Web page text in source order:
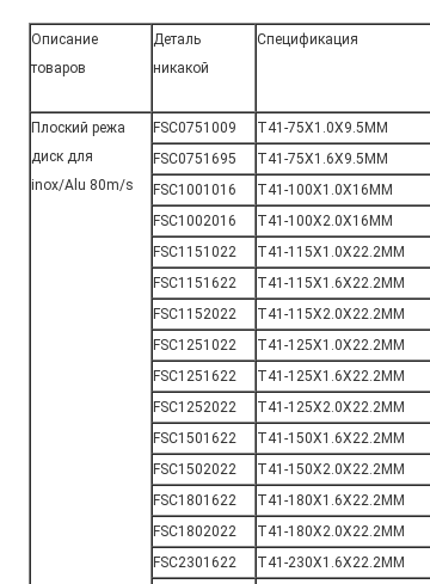
Описание
товаров
Деталь
никакой
Спецификация
Плоский режа
диск для
inox/Alu 80m/s
FSC0751009 T41-75X1.0X9.5MM
FSC0751695
T41-75X1.6X9.5MM
FSC1001016
T41-100X1.0X16MM
FSC1002016
T41-100X2.0X16MM
FSC1151022
T41-115X1.0X22.2MM
FSC1151622
T41-115X1.6X22.2MM
FSC1152022
T41-115X2.0X22.2MM
FSC1251022
T41-125X1.0X22.2MM
FSC1251622
T41-125X1.6X22.2MM
FSC1252022
T41-125X2.0X22.2MM
FSC1501622
T41-150X1.6X22.2MM
FSC1502022
T41-150X2.0X22.2MM
FSC1801622
T41-180X1.6X22.2MM
FSC1802022
T41-180X2.0X22.2MM
FSC2301622
T41-230X1.6X22.2MM